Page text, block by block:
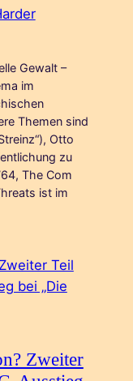
Gewalt –
im
Themen sind
Otto
zu
The Com
ist im
Zweiter